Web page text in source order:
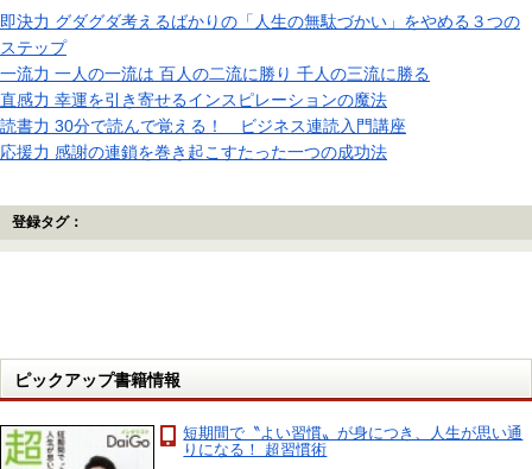
即決力 グダグダ考えるばかりの「人生の無駄づかい」をやめる３つの
ステップ
一流力 一人の一流は 百人の二流に勝り 千人の三流に勝る
直感力 幸運を引き寄せるインスピレーションの魔法
読書力 30分で読んで覚える！ ビジネス連読入門講座
応援力 感謝の連鎖を巻き起こすたった一つの成功法
登録タグ：
ピックアップ書籍情報
短期間で〝よい習慣〟が身につき、人生が思い通
りになる！ 超習慣術